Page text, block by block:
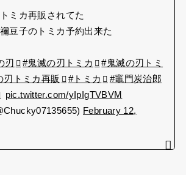
ミカ再販されてた
豆子のトミカ予約出来た
刃 #鬼滅の刃トミカ
#鬼滅の刃トミ
刃トミカ再販 #トミカ
#竈門炭治郎
pic.twitter.com/yIpIgTVBVM
February 12,